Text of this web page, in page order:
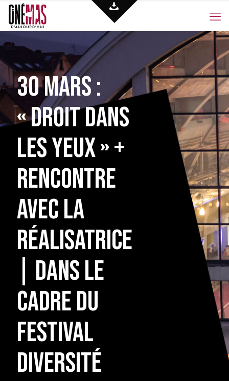
30 mars :
« Droit dans
les yeux » +
rencontre
avec la
réalisatrice
| Dans le
cadre du
Festival
Diversité